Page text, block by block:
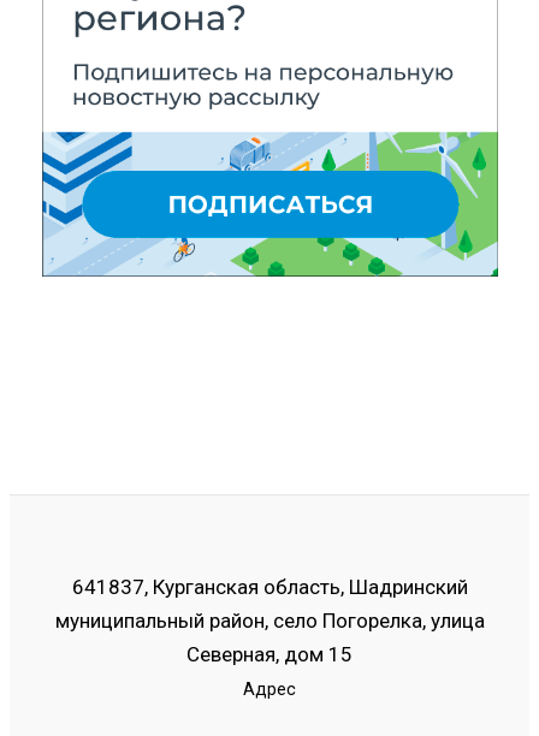
641837, Курганская область, Шадринский
муниципальный район, село Погорелка, улица
Северная, дом 15
Адрес